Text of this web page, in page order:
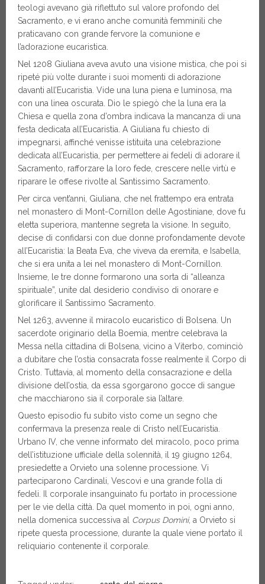
teologi avevano già riflettuto sul valore profondo del
Sacramento, e vi erano anche comunità femminili che
praticavano con grande fervore la comunione e
l’adorazione eucaristica.
Nel 1208 Giuliana aveva avuto una visione mistica, che poi si
ripeté più volte durante i suoi momenti di adorazione
davanti all’Eucaristia. Vide una luna piena e luminosa, ma
con una linea oscurata. Dio le spiegò che la luna era la
Chiesa e quella zona d’ombra indicava la mancanza di una
festa dedicata all’Eucaristia. A Giuliana fu chiesto di
impegnarsi, affinché venisse istituita una celebrazione
dedicata all’Eucaristia, per permettere ai fedeli di adorare il
Sacramento, rafforzare la loro fede, crescere nelle virtù e
riparare le offese rivolte al Santissimo Sacramento.
Per circa vent’anni, Giuliana, che nel frattempo era entrata
nel monastero di Mont-Cornillon delle Agostiniane, dove fu
eletta superiora, mantenne segreta la visione. In seguito,
decise di confidarsi con due donne profondamente devote
all’Eucaristia: la Beata Eva, che viveva da eremita, e Isabella,
che si era unita a lei nel monastero di Mont-Cornillon.
Insieme, le tre donne formarono una sorta di “alleanza
spirituale”, unite dal desiderio condiviso di onorare e
glorificare il Santissimo Sacramento.
Nel 1263, avvenne il miracolo eucaristico di Bolsena. Un
sacerdote originario della Boemia, mentre celebrava la
Messa nella cittadina di Bolsena, vicino a Viterbo, cominciò
a dubitare che l’ostia consacrata fosse realmente il Corpo di
Cristo. Tuttavia, al momento della consacrazione e della
divisione dell’ostia, da essa sgorgarono gocce di sangue
che macchiarono sia il corporale sia l’altare.
Questo episodio fu subito visto come un segno che
confermava la presenza reale di Cristo nell’Eucaristia.
Urbano IV, che venne informato del miracolo, poco prima
dell’istituzione ufficiale della solennità, il 19 giugno 1264,
presiedette a Orvieto una solenne processione. Vi
parteciparono Cardinali, Vescovi e una grande folla di
fedeli. Il corporale insanguinato fu portato in processione
per le vie della città. Da quel momento in poi, ogni anno,
nella domenica successiva al Corpus Domini, a Orvieto si
ripete questa processione, durante la quale viene portato il
reliquiario contenente il corporale.